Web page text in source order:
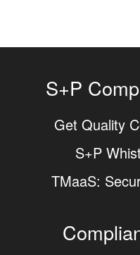
S+P
Get Quality
S+P
TMaaS: